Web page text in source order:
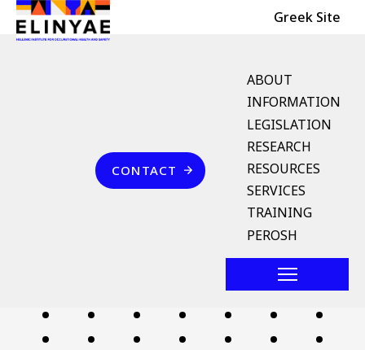
Skip to main content
Header Top Greek Site
English Menu
ABOUT
INFORMATION
LEGISLATION
RESEARCH
RESOURCES
SERVICES
TRAINING
PEROSH
Επικοινωνία
CONTACT
Breadcrumb
σύστημα γεωθερμικής